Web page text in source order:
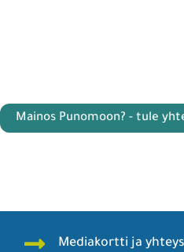
Mainos Punomoon? - tule
Mediakortti ja